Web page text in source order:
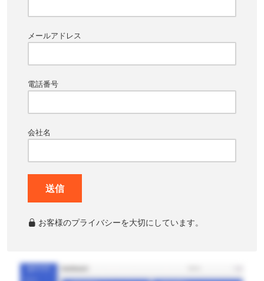
メールアドレス
電話番号
会社名
送信
お客様のプライバシーを大切にしています。